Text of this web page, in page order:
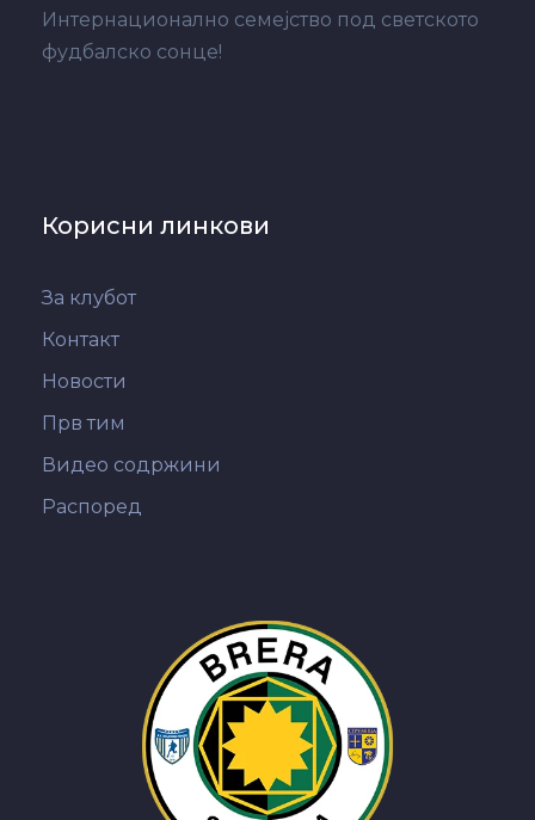
Интернационално семејство под светското
фудбалско сонце!
Корисни линкови
За клубот
Контакт
Новости
Прв тим
Видео содржини
Распоред